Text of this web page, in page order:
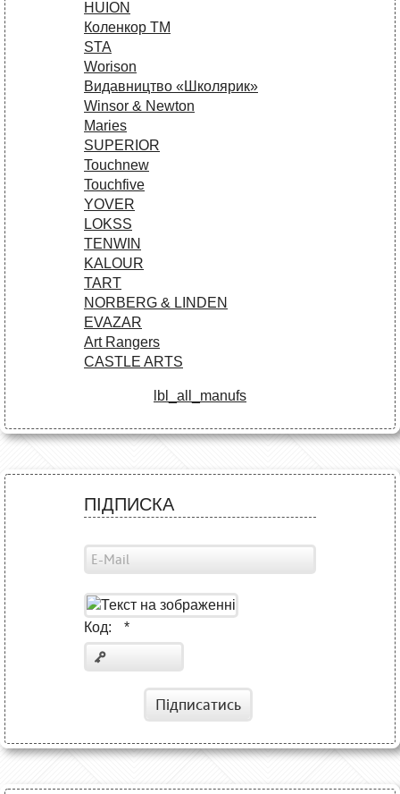
HUION
Коленкор ТМ
STA
Worison
Видавництво «Школярик»
Winsor & Newton
Maries
SUPERIOR
Touchnew
Touchfive
YOVER
LOKSS
TENWIN
KALOUR
TART
NORBERG & LINDEN
EVAZAR
Art Rangers
CASTLE ARTS
lbl_all_manufs
ПІДПИСКА
Код: *
Підписатись